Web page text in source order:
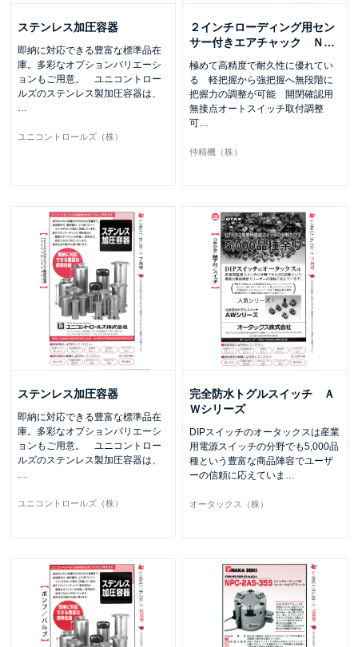
ステンレス加圧容器
即納に対応できる豊富な標準品在
庫。多彩なオプションバリエーシ
ョンもご用意。 ユニコントロー
ルズのステンレス製加圧容器は、
…
ユニコントロールズ（株）
２インチローディング用セン
サー付きエアチャック Ｎ …
極めて高精度で耐久性に優れてい
る 軽把握から強把握へ無段階に
把握力の調整が可能 開閉確認用
無接点オートスイッチ取付調整
可…
仲精機（株）
ステンレス加圧容器
即納に対応できる豊富な標準品在
庫。多彩なオプションバリエーシ
ョンもご用意。 ユニコントロー
ルズのステンレス製加圧容器は、
…
ユニコントロールズ（株）
完全防水トグルスイッチ Ａ
Ｗシリーズ
DIPスイッチのオータックスは産業
用電源スイッチの分野でも5,000品
種という豊富な商品陣容でユーザ
ーの信頼に応えていま …
オータックス（株）